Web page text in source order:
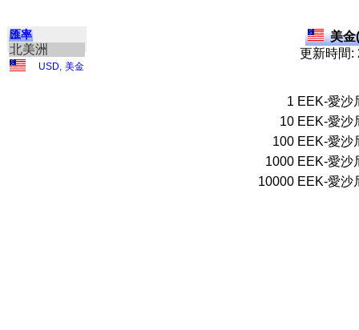
匯率
北美洲
USD 美金
美金
更新時間:
1 EEK-愛沙
10 EEK-愛沙
100 EEK-愛沙
1000 EEK-愛沙
10000 EEK-愛沙